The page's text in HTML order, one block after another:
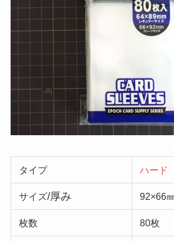
タイプ ハード
サイズ/厚み 92×66
枚数 80枚